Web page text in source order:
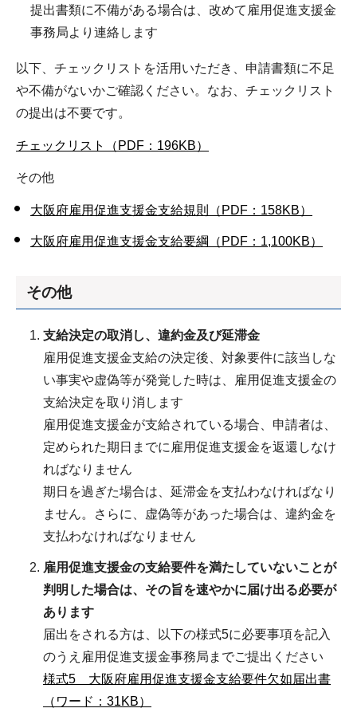
提出書類に不備がある場合は、改めて雇用促進支援金
事務局より連絡します
以下、チェックリストを活用いただき、申請書類に不足
や不備がないかご確認ください。なお、チェックリスト
の提出は不要です。
チェックリスト（PDF：196KB）
その他
大阪府雇用促進支援金支給規則（PDF：158KB）
大阪府雇用促進支援金支給要綱（PDF：1,100KB）
その他
支給決定の取消し、違約金及び延滞金
雇用促進支援金支給の決定後、対象要件に該当しな
い事実や虚偽等が発覚した時は、雇用促進支援金の
支給決定を取り消します
雇用促進支援金が支給されている場合、申請者は、
定められた期日までに雇用促進支援金を返還しなけ
ればなりません
期日を過ぎた場合は、延滞金を支払わなければなり
ません。さらに、虚偽等があった場合は、違約金を
支払わなければなりません
雇用促進支援金の支給要件を満たしていないことが
判明した場合は、その旨を速やかに届け出る必要が
あります
届出をされる方は、以下の様式5に必要事項を記入
のうえ雇用促進支援金事務局までご提出ください
様式5 大阪府雇用促進支援金支給要件欠如届出書
（ワード：31KB）